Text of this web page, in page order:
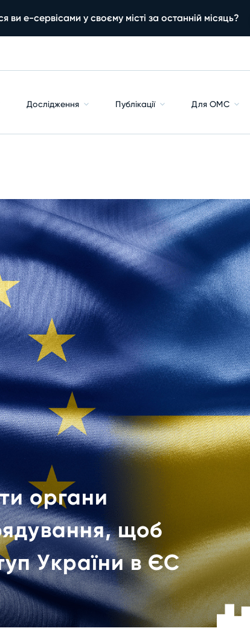
ви е-сервісами у своєму місті за останній місяць?
Дослідження Публікації Для ОМС
органи
щоб
України в ЄС